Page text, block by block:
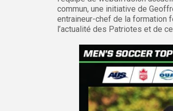
commun, une initiative de
entraineur-chef de la formation
l’actualité des Patriotes et de